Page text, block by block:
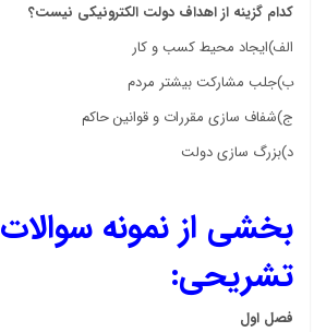
کدام گزینه از اهداف دولت الکترونیکی نیست؟
الف)ایجاد محیط کسب و کار
ب)جلب مشارکت بیشتر مردم
ج)شفاف سازی مقررات و قوانین حاکم
د)بزرگ سازی دولت
بخشی از نمونه سوالات
تشریحی:
فصل اول